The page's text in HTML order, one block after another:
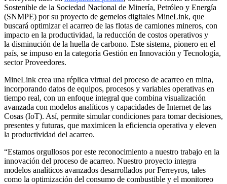
Sostenible de la Sociedad Nacional de Minería, Petróleo y Energía
(SNMPE) por su proyecto de gemelos digitales MineLink, que
buscará optimizar el acarreo de las flotas de camiones mineros, con
impacto en la productividad, la reducción de costos operativos y
la disminución de la huella de carbono. Este sistema, pionero en el
país, se impuso en la categoría Gestión en Innovación y Tecnología,
sector Proveedores.
MineLink crea una réplica virtual del proceso de acarreo en mina,
incorporando datos de equipos, procesos y variables operativas en
tiempo real, con un enfoque integral que combina visualización
avanzada con modelos analíticos y capacidades de Internet de las
Cosas (IoT). Así, permite simular condiciones para tomar decisiones,
presentes y futuras, que maximicen la eficiencia operativa y eleven
la productividad del acarreo.
“Estamos orgullosos por este reconocimiento a nuestro trabajo en la
innovación del proceso de acarreo. Nuestro proyecto integra
modelos analíticos avanzados desarrollados por Ferreyros, tales
como la optimización del consumo de combustible y el monitoreo